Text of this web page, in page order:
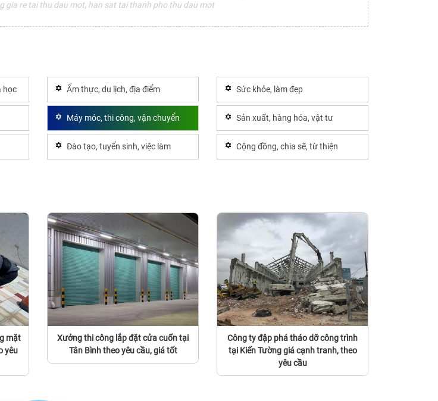
gia re tai thu dau mot, han sat tai thanh pho thu dau mot
học Ẩm thực, du lịch, địa điểm Sức khỏe, làm đẹp
Máy móc, thi công, vận chuyển Sản xuất, hàng hóa, vật tư
Đào tạo, tuyển sinh, việc làm Cộng đồng, chia sẽ, từ thiện
mặt
yêu
Xưởng thi công lắp đặt cửa cuốn tại
Tân Bình theo yêu cầu, giá tốt
Công ty đập phá tháo dỡ công trình
tại Kiến Tường giá cạnh tranh, theo
yêu cầu